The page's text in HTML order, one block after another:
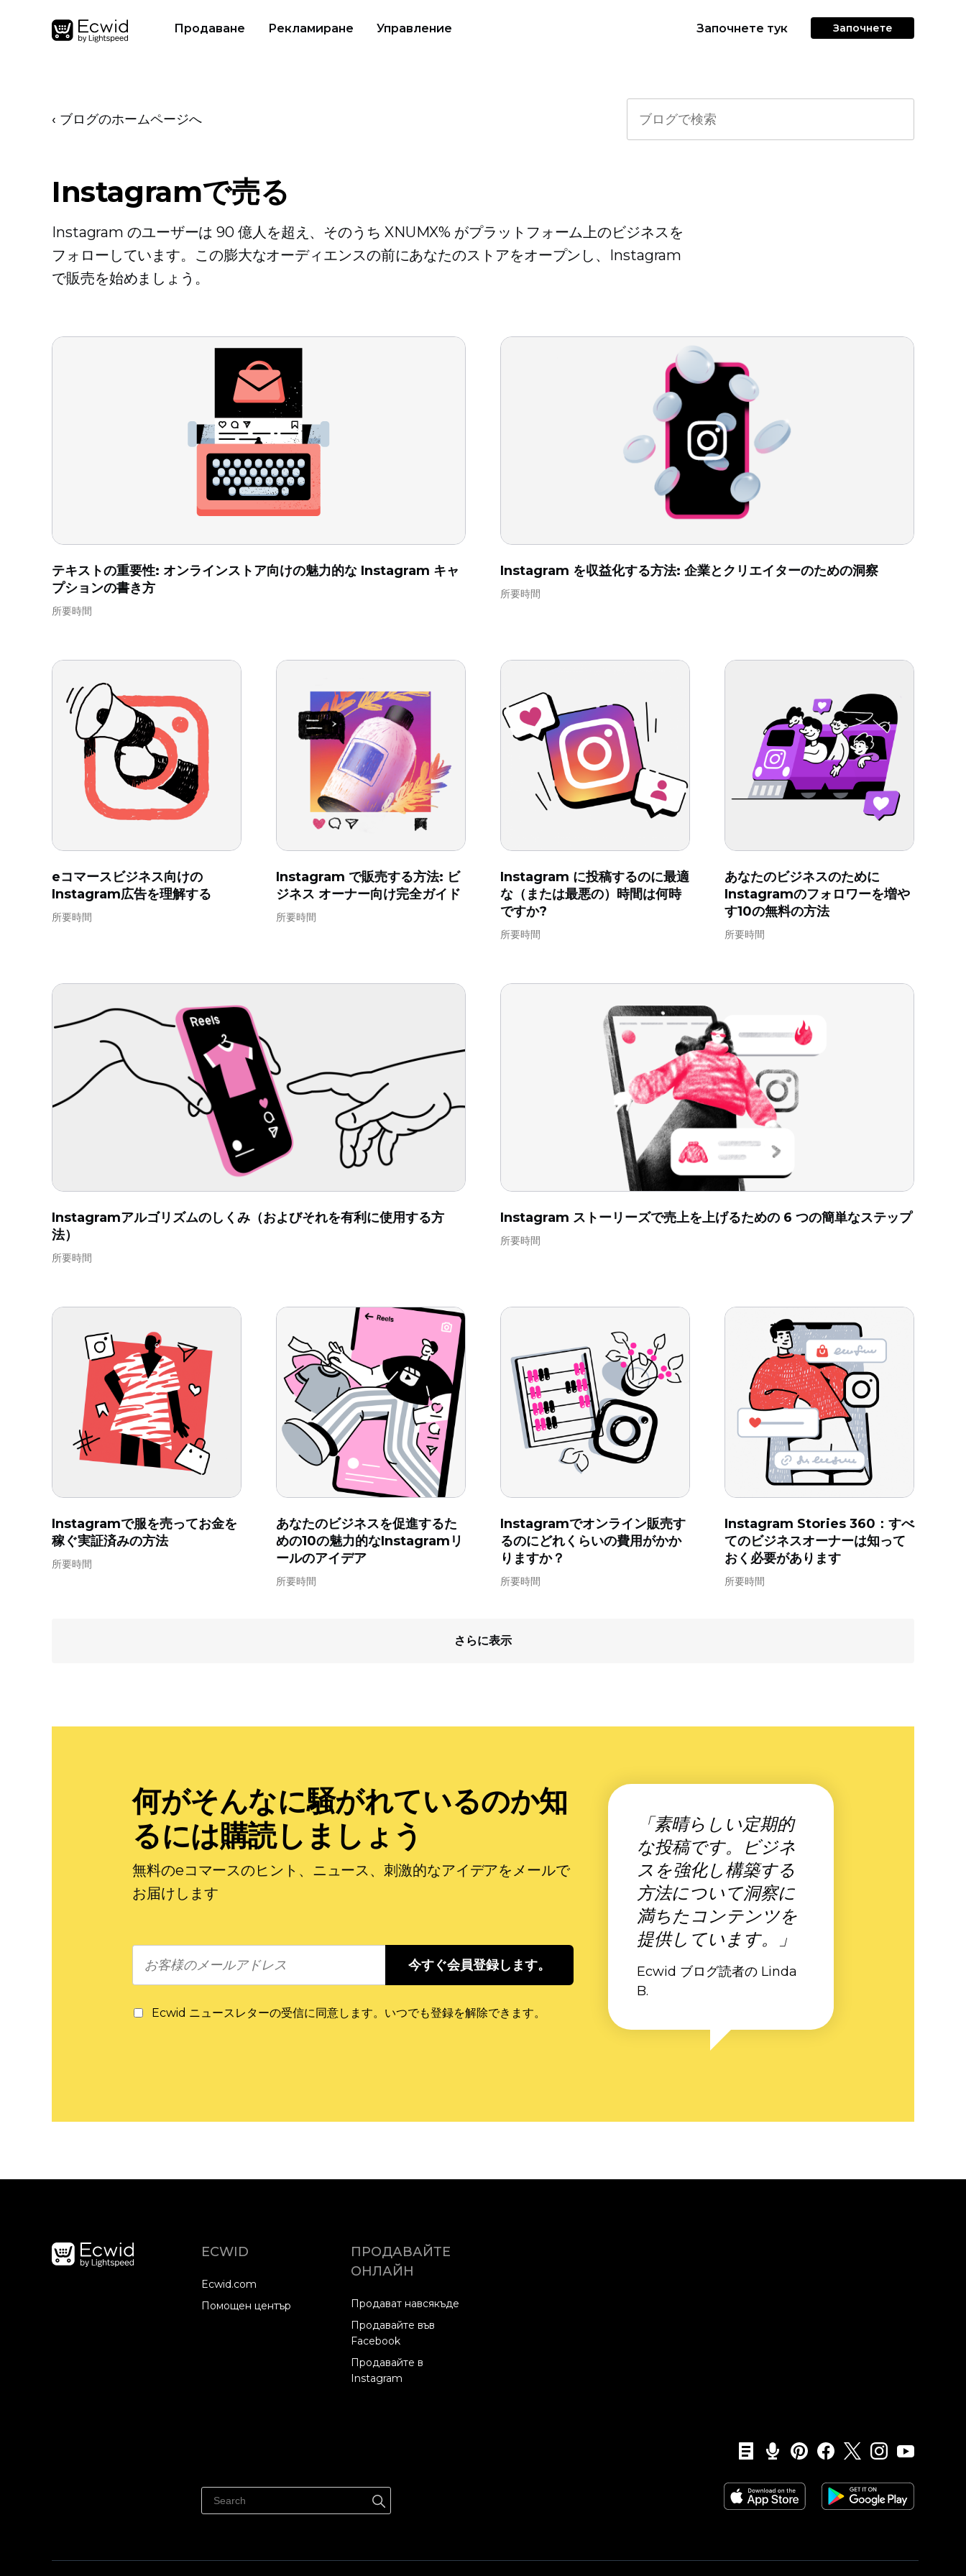
Продаване Рекламиране Управление Започнете тук Започнете
‹ ブログのホームページへ
Instagramで売る
Instagram のユーザーは 90 億人を超え、そのうち XNUMX% がプラットフォーム上のビジネスを
フォローしています。この膨大なオーディエンスの前にあなたのストアをオープンし、Instagram
で販売を始めましょう。
テキストの重要性: オンラインストア向けの魅力的な Instagram キャ
プションの書き方
所要時間
Instagram を収益化する方法: 企業とクリエイターのための洞察
所要時間
eコマースビジネス向けの
Instagram広告を理解する
所要時間
Instagram で販売する方法: ビ
ジネス オーナー向け完全ガイド
所要時間
Instagram に投稿するのに最適
な（または最悪の）時間は何時
ですか?
所要時間
あなたのビジネスのために
Instagramのフォロワーを増や
す10の無料の方法
所要時間
Instagramアルゴリズムのしくみ（およびそれを有利に使用する方
法）
所要時間
Instagram ストーリーズで売上を上げるための 6 つの簡単なステップ
所要時間
Instagramで服を売ってお金を
稼ぐ実証済みの方法
所要時間
あなたのビジネスを促進するた
めの10の魅力的なInstagramリ
ールのアイデア
所要時間
Instagramでオンライン販売す
るのにどれくらいの費用がかか
りますか？
所要時間
Instagram Stories 360：すべ
てのビジネスオーナーは知って
おく必要があります
所要時間
さらに表示
何がそんなに騒がれているのか知
るには購読しましょう
無料のeコマースのヒント、ニュース、刺激的なアイデアをメールで
お届けします
今すぐ会員登録します。
Ecwid ニュースレターの受信に同意します。いつでも登録を解除できます。
「素晴らしい定期的
な投稿です。ビジネ
スを強化し構築する
方法について洞察に
満ちたコンテンツを
提供しています。」
Ecwid ブログ読者の Linda
B.
ECWID
Ecwid.com
Помощен център
ПРОДАВАЙТЕ
ОНЛАЙН
Продават навсякъде
Продавайте във
Facebook
Продавайте в
Instagram